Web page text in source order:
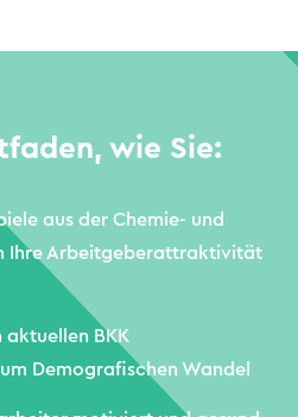
wie Sie:
aus der Chemie- und
Ihre Arbeitgeberattraktivität
aktuellen BKK
Demografischen Wandel